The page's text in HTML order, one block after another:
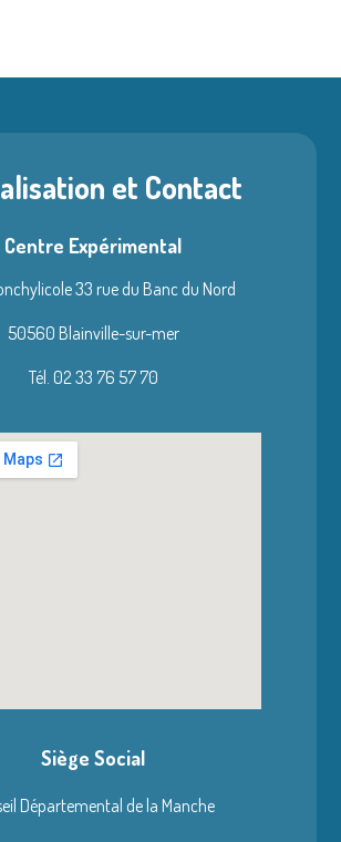
et Contact
Centre Expérimental
33 rue du Banc du Nord
50560 Blainville-sur-mer
Tél. 02 33 76 57 70
Siège Social
Départemental de la Manche